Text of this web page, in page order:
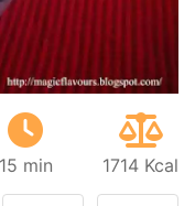
15 min 1714 Kcal